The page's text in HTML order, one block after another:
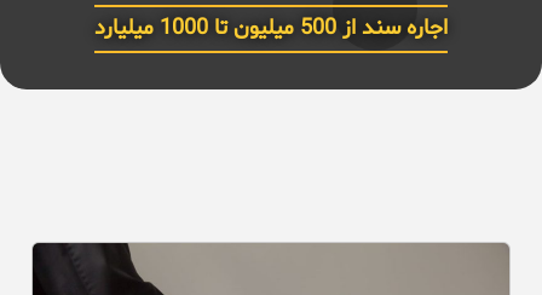
اجاره سند از 500 میلیون تا 1000 میلیارد